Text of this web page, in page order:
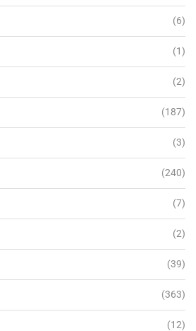
(6)
(1)
(2)
(187)
(3)
(240)
(7)
(2)
(39)
(363)
(12)